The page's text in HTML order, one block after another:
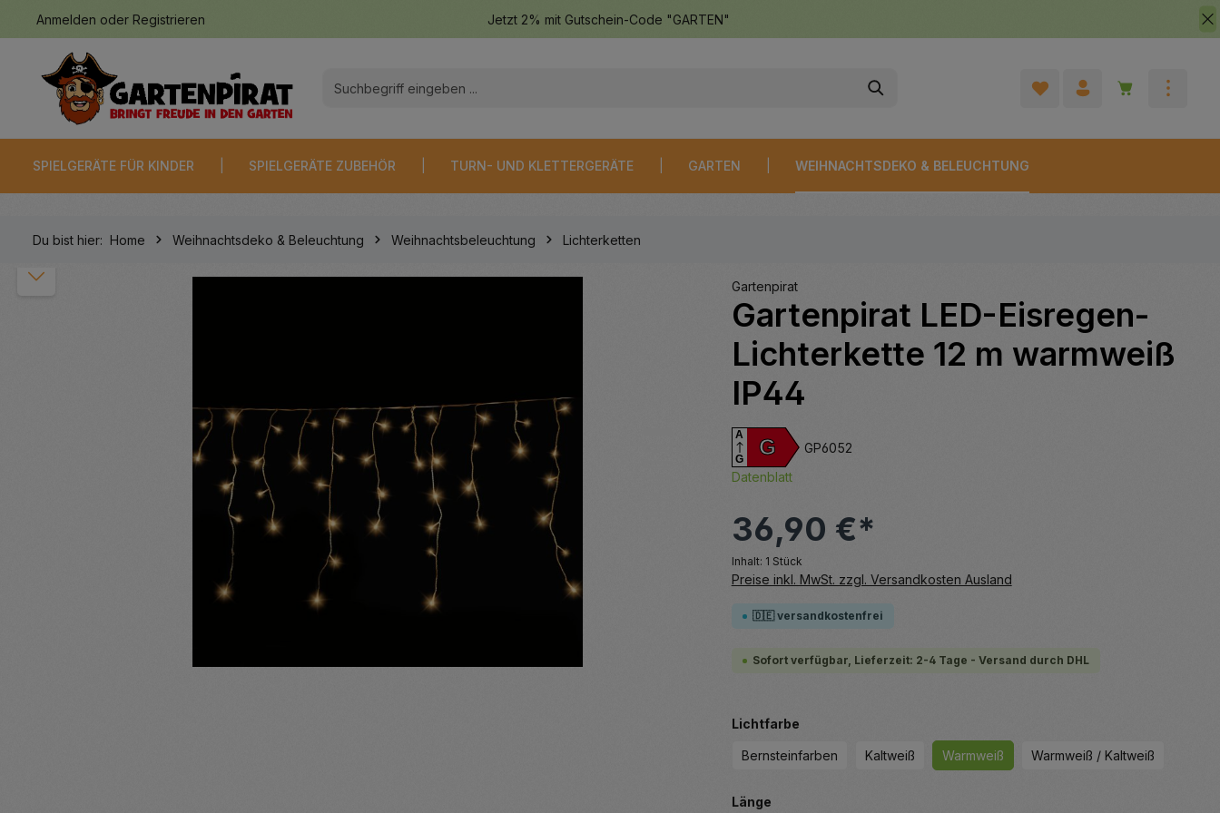
Zur Hauptnavigation springen
Anmelden oder Registrieren Jetzt 2% mit Gutschein-Code "GARTEN"
Warenkorb
SPIELGERÄTE FÜR KINDER SPIELGERÄTE ZUBEHÖR TURN- UND KLETTERGERÄTE GARTEN WEIHNACHTSDEKO & BELEUCHTUNG
Du bist hier: Home Weihnachtsdeko & Beleuchtung Weihnachtsbeleuchtung Lichterketten
Bildergalerie überspringen Gartenpirat
Gartenpirat LED-Eisregen-
Lichterkette 12 m warmweiß
IP44
G
A
G
GP6052
Datenblatt
36,90 €*
Inhalt: 1 Stück
Preise inkl. MwSt. zzgl. Versandkosten Ausland
🇩🇪 versandkostenfrei
Sofort verfügbar, Lieferzeit: 2-4 Tage - Versand durch DHL
Lichtfarbeauswählen
Bernsteinfarben Kaltweiß Warmweiß Warmweiß / Kaltweiß
Längeauswählen